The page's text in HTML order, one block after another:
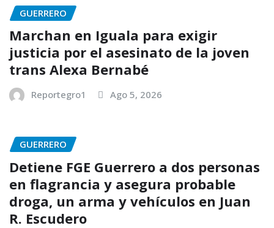
GUERRERO
Marchan en Iguala para exigir
justicia por el asesinato de la joven
trans Alexa Bernabé
Reportegro1 Ago 5, 2026
GUERRERO
Detiene FGE Guerrero a dos personas
en flagrancia y asegura probable
droga, un arma y vehículos en Juan
R. Escudero